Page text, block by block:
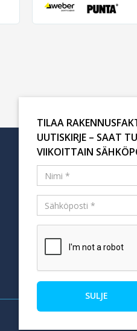
TILAA
UUTISKIRJE – SAAT
VIIKOITTAIN
SULJE